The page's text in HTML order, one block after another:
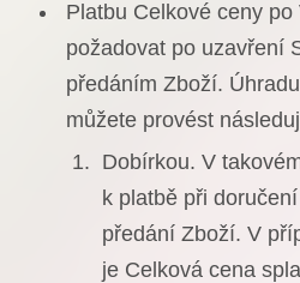
Platbu Celkové ceny po
požadovat po uzavření
předáním Zboží.
můžete provést
Dobírkou. V
k platbě při
předání Zboží. V
je Celková cena